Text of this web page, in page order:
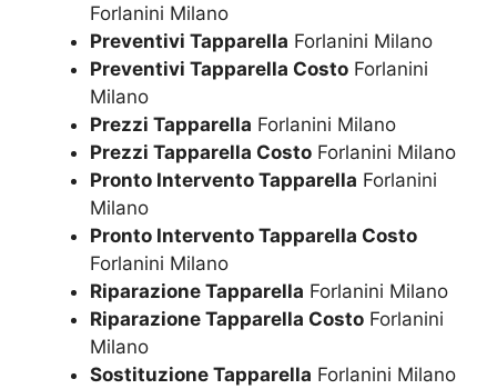
Forlanini Milano
Preventivi Tapparella Forlanini Milano
Preventivi Tapparella Costo Forlanini
Milano
Prezzi Tapparella Forlanini Milano
Prezzi Tapparella Costo Forlanini Milano
Pronto Intervento Tapparella Forlanini
Milano
Pronto Intervento Tapparella Costo
Forlanini Milano
Riparazione Tapparella Forlanini Milano
Riparazione Tapparella Costo Forlanini
Milano
Sostituzione Tapparella Forlanini Milano